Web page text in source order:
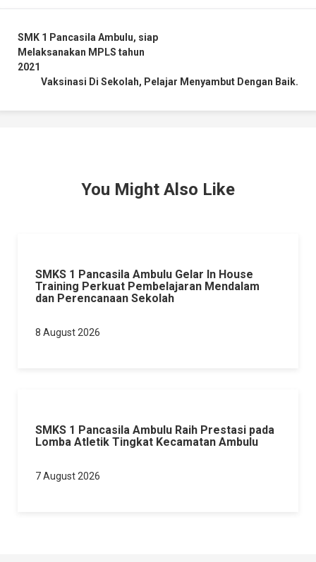
Post
navigation
SMK 1 Pancasila Ambulu, siap
Melaksanakan MPLS tahun
2021
Vaksinasi Di Sekolah, Pelajar Menyambut Dengan Baik.
You Might Also Like
SMKS 1 Pancasila Ambulu Gelar In House
Training Perkuat Pembelajaran Mendalam
dan Perencanaan Sekolah
8 August 2026
SMKS 1 Pancasila Ambulu Raih Prestasi pada
Lomba Atletik Tingkat Kecamatan Ambulu
7 August 2026